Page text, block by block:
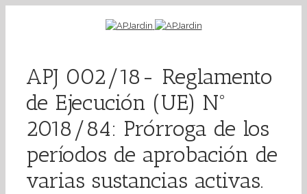
APJ 002/18- Reglamento
de Ejecución (UE) Nº
2018/84: Prórroga de los
períodos de aprobación de
varias sustancias activas.